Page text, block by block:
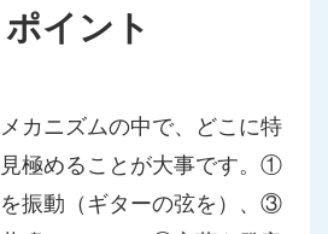
イント
カニズムの中で、どこに特
極めることが大事です。①
振動（ギターの弦を）、③